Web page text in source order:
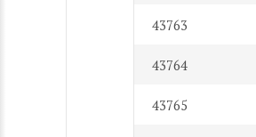
43763
43764
43765